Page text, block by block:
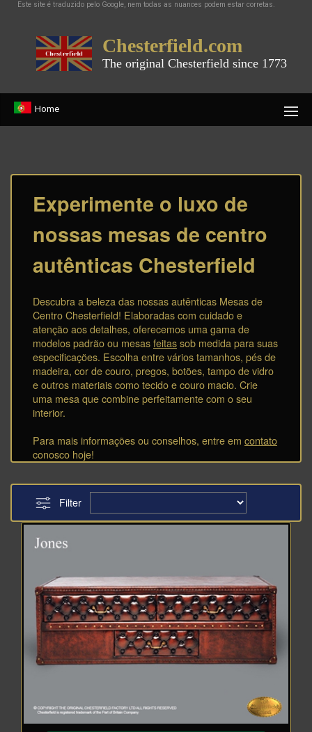
Este site é traduzido pelo Google, nem todas as nuances podem estar corretas.
Chesterfield.com
The original Chesterfield since 1773
Home
Experimente o luxo de
nossas mesas de centro
autênticas Chesterfield
Descubra a beleza das nossas autênticas Mesas de
Centro Chesterfield! Elaboradas com cuidado e
atenção aos detalhes, oferecemos uma gama de
modelos padrão ou mesas feitas sob medida para suas
especificações. Escolha entre vários tamanhos, pés de
madeira, cor de couro, pregos, botões, tampo de vidro
e outros materiais como tecido e couro macio. Crie
uma mesa que combine perfeitamente com o seu
interior.
Para mais informações ou conselhos, entre em contato
conosco hoje!
Filter